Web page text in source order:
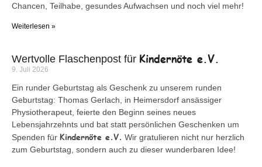
Chancen, Teilhabe, gesundes Aufwachsen und noch viel mehr!
Weiterlesen »
Wertvolle Flaschenpost für Kindernöte e.V.
9. Juli 2026
Ein runder Geburtstag als Geschenk zu unserem runden
Geburtstag: Thomas Gerlach, in Heimersdorf ansässiger
Physiotherapeut, feierte den Beginn seines neues
Lebensjahrzehnts und bat statt persönlichen Geschenken um
Spenden für Kindernöte e.V. Wir gratulieren nicht nur herzlich
zum Geburtstag, sondern auch zu dieser wunderbaren Idee!